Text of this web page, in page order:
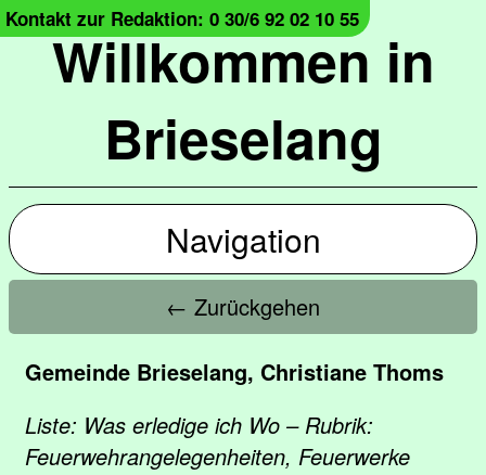
Willkommen in
Brieselang
Kontakt zur Redaktion: 0 30/6 92 02 10 55
Navigation
← Zurückgehen
Gemeinde Brieselang, Christiane Thoms
Liste: Was erledige ich Wo – Rubrik:
Feuerwehrangelegenheiten, Feuerwerke